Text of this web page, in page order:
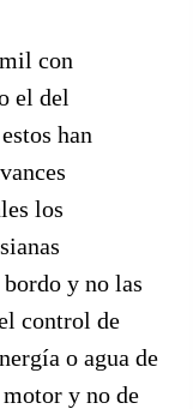
con
el del
han
los
y no las
control de
o agua de
y no de